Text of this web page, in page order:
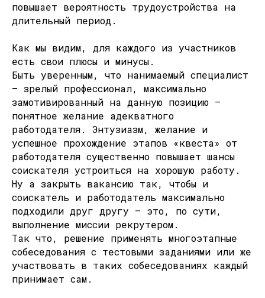
повышает вероятность трудоустройства на
длительный период.
Как мы видим, для каждого из участников
есть свои плюсы и минусы.
Быть уверенным, что нанимаемый специалист
— зрелый профессионал, максимально
замотивированный на данную позицию —
понятное желание адекватного
работодателя. Энтузиазм, желание и
успешное прохождение этапов «квеста» от
работодателя существенно повышает шансы
соискателя устроиться на хорошую работу.
Ну а закрыть вакансию так, чтобы и
соискатель и работодатель максимально
подходили друг другу – это, по сути,
выполнение миссии рекрутером.
Так что, решение применять многоэтапные
собеседования с тестовыми заданиями или же
участвовать в таких собеседованиях каждый
принимает сам.